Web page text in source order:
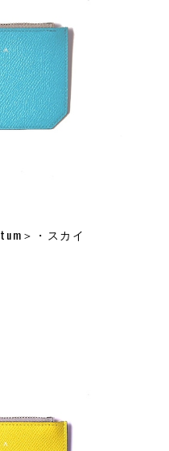
＞・スカイ